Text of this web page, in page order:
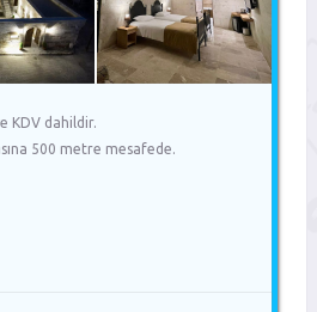
KDV dahildir.
500 metre mesafede.